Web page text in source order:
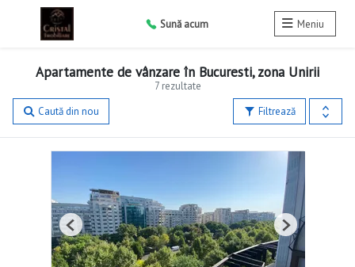
Sună acum Meniu
7 rezultate
Apartamente de vânzare în Bucuresti, zona Unirii
Filtrează
Caută din nou
Previous Next